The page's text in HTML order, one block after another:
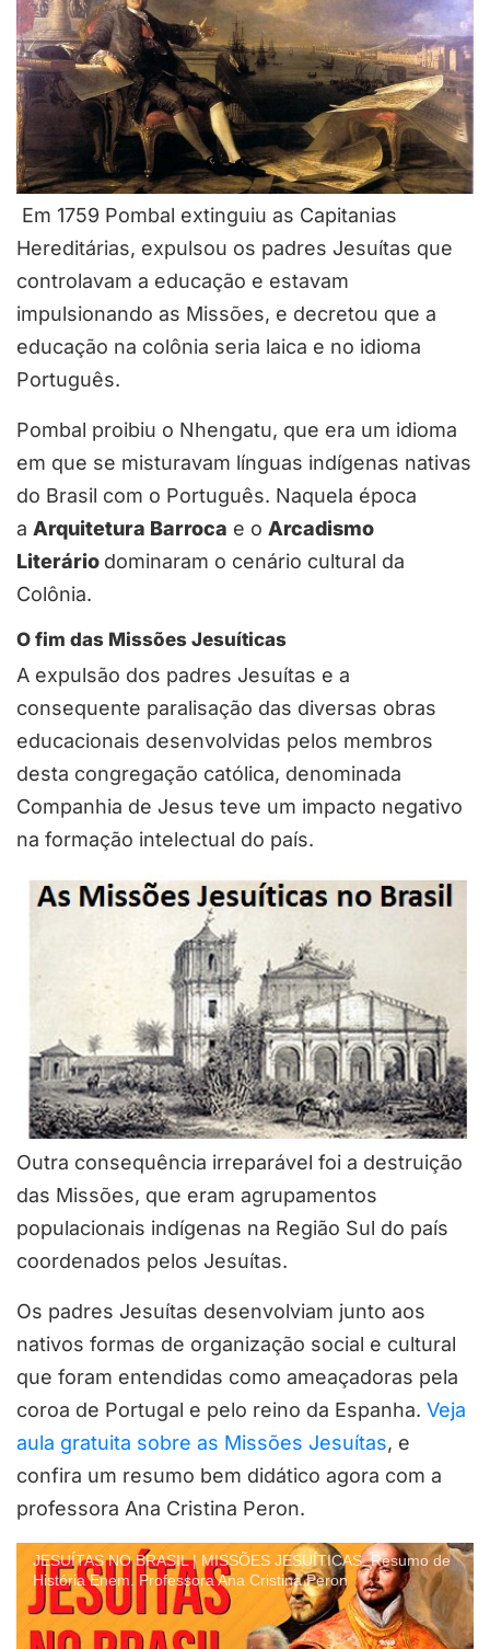
Em 1759 Pombal extinguiu as Capitanias
Hereditárias, expulsou os padres Jesuítas que
controlavam a educação e estavam
impulsionando as Missões, e decretou que a
educação na colônia seria laica e no idioma
Português.
Pombal proibiu o Nhengatu, que era um idioma
em que se misturavam línguas indígenas nativas
do Brasil com o Português. Naquela época
a Arquitetura Barroca e o Arcadismo
Literário dominaram o cenário cultural da
Colônia.
O fim das Missões Jesuíticas
A expulsão dos padres Jesuítas e a
consequente paralisação das diversas obras
educacionais desenvolvidas pelos membros
desta congregação católica, denominada
Companhia de Jesus teve um impacto negativo
na formação intelectual do país.
Outra consequência irreparável foi a destruição
das Missões, que eram agrupamentos
populacionais indígenas na Região Sul do país
coordenados pelos Jesuítas.
Os padres Jesuítas desenvolviam junto aos
nativos formas de organização social e cultural
que foram entendidas como ameaçadoras pela
coroa de Portugal e pelo reino da Espanha. Veja
aula gratuita sobre as Missões Jesuítas, e
confira um resumo bem didático agora com a
professora Ana Cristina Peron.
JESUÍTAS NO BRASIL | MISSÕES JESUÍTICAS. Resumo de
História Enem. Professora Ana Cristina Peron